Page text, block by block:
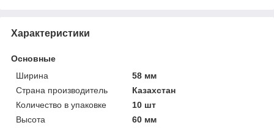
Характеристики
Основные
Ширина
58 мм
Страна производитель
Казахстан
Количество в упаковке
10 шт
Высота
60 мм